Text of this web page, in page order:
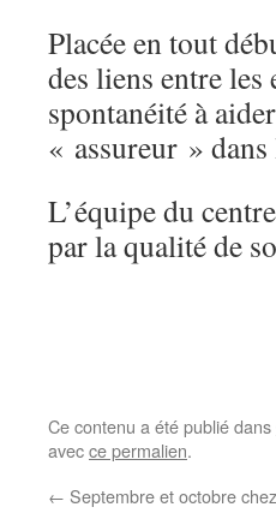
Placée en tout
des liens entre
spontanéité à
« assureur » dans
L’équipe du
par la qualité de
Ce contenu a été publié dans
avecce permalien.
← Septembre et octobre